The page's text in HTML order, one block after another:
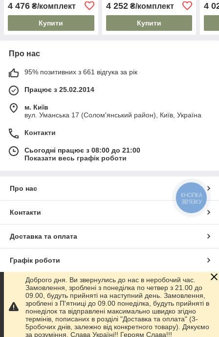
Пластиковий ключ. Чорні
4 476 ₴/комплект
Купити
4 252₴/комплект
Купити
4
Про нас
95% позитивних з 661 відгука за рік
Працює з 25.02.2014
м. Київ
вул. Уманська 17 (Солом'янський район), Київ, Україна
Контакти
Сьогодні працює з 08:00 до 21:00
Показати весь графік роботи
Про нас
Контакти
Доставка та оплата
Графік роботи
Повна версія сайту
Сайт створено на маркетплейсіProm.ua
Політика конфіденційності
Доброго дня. Ви звернулись до нас в неробочий час.
Замовлення, зроблені з понеділка по четвер з 21.00 до
09.00, будуть прийняті на наступний день. Замовлення,
зроблені з П'ятниці до 09.00 понеділка, будуть прийняті в
понеділок та відправлені максимально швидко згідно
термінів, пописаних в розділі "Доставка та оплата" (3-
5робочих днів, залежно від конкретного товару). Дякуємо
за розуміння. Слава Україні!! Героям Слава!!!
КНОПКА
ЗВ'ЯЗКУ